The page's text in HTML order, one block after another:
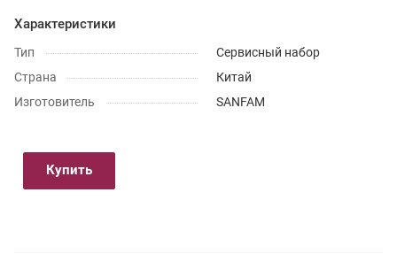
Характеристики
Тип
Сервисный набор
Страна
Китай
Изготовитель
SANFAM
Купить